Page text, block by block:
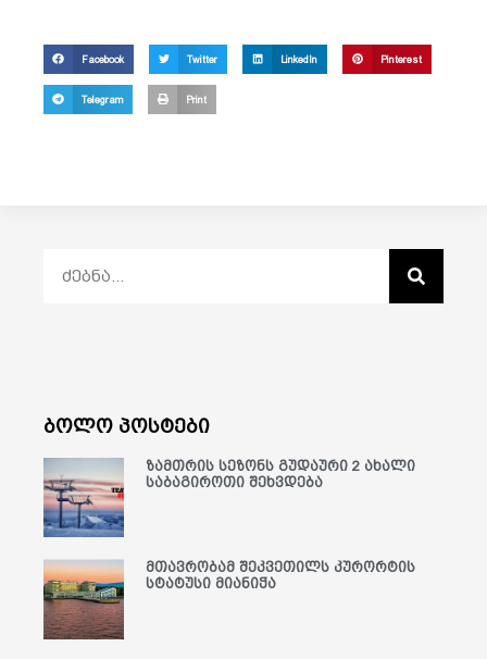
Facebook Twitter LinkedIn Pinterest
Telegram Print
ბოლო პოსტები
ზამთრის სეზონს გუდაური 2 ახალი
საბაგიროთი შეხვდება
მთავრობამ შეკვეთილს კურორტის
სტატუსი მიანიჭა